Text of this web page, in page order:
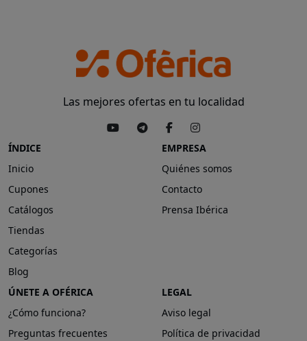
Las mejores ofertas en tu localidad
ÍNDICE
Inicio
Cupones
Catálogos
Tiendas
Categorías
Blog
EMPRESA
Quiénes somos
Contacto
Prensa Ibérica
ÚNETE A OFÉRICA
¿Cómo funciona?
Preguntas frecuentes
LEGAL
Aviso legal
Política de privacidad